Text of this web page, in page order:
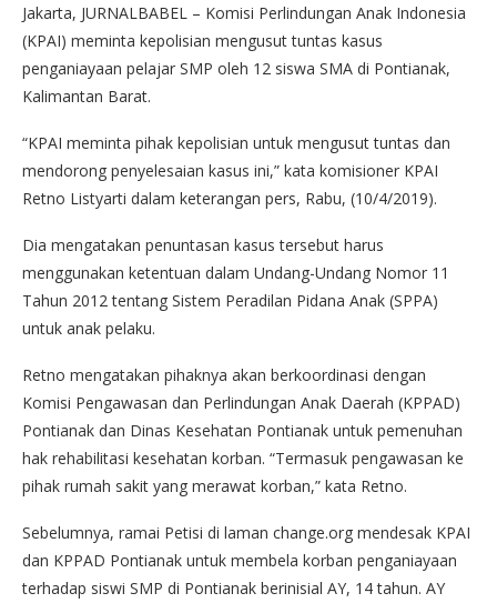
Jakarta, JURNALBABEL – Komisi Perlindungan Anak Indonesia
(KPAI) meminta kepolisian mengusut tuntas kasus
penganiayaan pelajar SMP oleh 12 siswa SMA di Pontianak,
Kalimantan Barat.
“KPAI meminta pihak kepolisian untuk mengusut tuntas dan
mendorong penyelesaian kasus ini,” kata komisioner KPAI
Retno Listyarti dalam keterangan pers, Rabu, (10/4/2019).
Dia mengatakan penuntasan kasus tersebut harus
menggunakan ketentuan dalam Undang-Undang Nomor 11
Tahun 2012 tentang Sistem Peradilan Pidana Anak (SPPA)
untuk anak pelaku.
Retno mengatakan pihaknya akan berkoordinasi dengan
Komisi Pengawasan dan Perlindungan Anak Daerah (KPPAD)
Pontianak dan Dinas Kesehatan Pontianak untuk pemenuhan
hak rehabilitasi kesehatan korban. “Termasuk pengawasan ke
pihak rumah sakit yang merawat korban,” kata Retno.
Sebelumnya, ramai Petisi di laman change.org mendesak KPAI
dan KPPAD Pontianak untuk membela korban penganiayaan
terhadap siswi SMP di Pontianak berinisial AY, 14 tahun. AY